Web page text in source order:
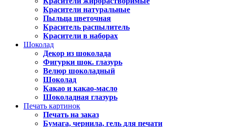
Красители натуральные
Пыльца цветочная
Краситель распылитель
Красители в наборах
Шоколад
Декор из шоколада
Фигурки шок. глазурь
Велюр шоколадный
Шоколад
Какао и какао-масло
Шоколадная глазурь
Печать картинок
Печать на заказ
Бумага, чернила, гель для печати